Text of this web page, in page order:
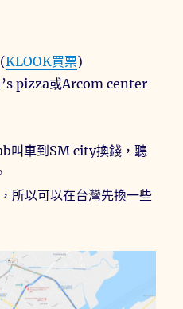
KLOOK買票)
pizza或Arcom center
叫車到SM city換錢，聽
所以可以在台灣先換一些